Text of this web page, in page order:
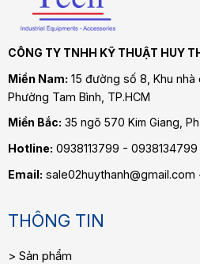
CÔNG TY TNHH KỸ THUẬT HUY
Miền Nam: 15 đường số 8, Khu nhà
Phường Tam Bình , TP.HCM
Miền Bắc: 35 ngõ 570 Kim Giang,
Hotline: 0938113799 - 0938134799
Email:
THÔNG TIN
Sản phẩm